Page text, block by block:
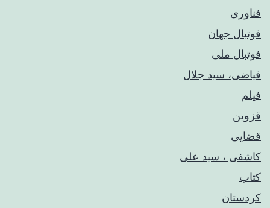
فناوری
فوتبال جهان
فوتبال ملی
فیاضی، سید جلال
فیلم
قزوین
قضایی
کاشفی ، سید علی
کتاب
کردستان